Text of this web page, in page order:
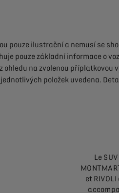
pouze ilustrační a nemusí se
pouze základní informace o
ohledu na zvolenou příplatkovou
jednotlivých položek uvedena.
Le
et